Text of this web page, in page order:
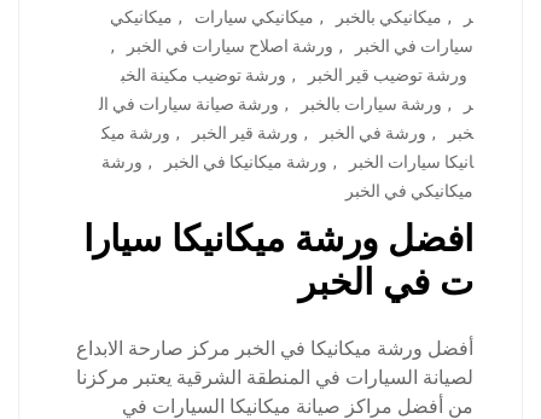
ر
, ميكانيكي بالخبر , ميكانيكي سيارات , ميكانيكي
سيارات في الخبر
, ورشة اصلاح سيارات في الخبر
,
ورشة توضيب قير الخبر
, ورشة توضيب مكينة الخب
ر
, ورشة سيارات بالخبر , ورشة صيانة سيارات في ال
خبر
, ورشة في الخبر , ورشة قير الخبر , ورشة ميك
انيكا سيارات الخبر
, ورشة ميكانيكا في الخبر , ورشة
ميكانيكي في الخبر
افضل ورشة ميكانيكا سيارا
ت في الخبر
أفضل ورشة ميكانيكا في الخبر مركز صارحة الابداع
لصيانة السيارات في المنطقة الشرقية يعتبر مركزنا
من أفضل مراكز صيانة ميكانيكا السيارات في